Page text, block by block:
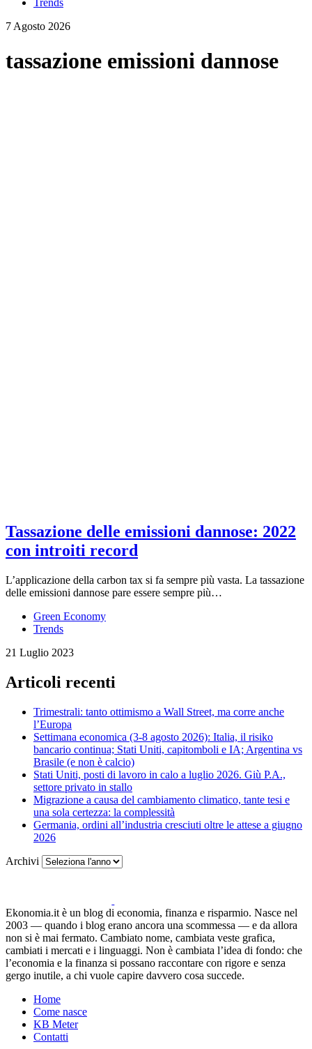
Trends
7 Agosto 2026
tassazione emissioni dannose
Tassazione delle emissioni dannose: 2022
con introiti record
L’applicazione della carbon tax si fa sempre più vasta. La tassazione
delle emissioni dannose pare essere sempre più…
Green Economy
Trends
21 Luglio 2023
Articoli recenti
Trimestrali: tanto ottimismo a Wall Street, ma corre anche
l’Europa
Settimana economica (3-8 agosto 2026): Italia, il risiko
bancario continua; Stati Uniti, capitomboli e IA; Argentina vs
Brasile (e non è calcio)
Stati Uniti, posti di lavoro in calo a luglio 2026. Giù P.A.,
settore privato in stallo
Migrazione a causa del cambiamento climatico, tante tesi e
una sola certezza: la complessità
Germania, ordini all’industria cresciuti oltre le attese a giugno
2026
Archivi
Ekonomia.it è un blog di economia, finanza e risparmio. Nasce nel
2003 — quando i blog erano ancora una scommessa — e da allora
non si è mai fermato. Cambiato nome, cambiata veste grafica,
cambiati i mercati e i linguaggi. Non è cambiata l’idea di fondo: che
l’economia e la finanza si possano raccontare con rigore e senza
gergo inutile, a chi vuole capire davvero cosa succede.
Home
Come nasce
KB Meter
Contatti